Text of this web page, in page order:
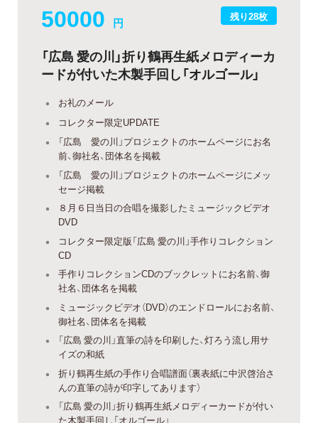
残り28枚
50000 円
「広島 愛の川」折り鶴再生紙メロディーカ
ードが付いた木製手回し「オルゴール」
お礼のメール
コレクター限定UPDATE
「広島 愛の川」プロジェクトのホームページにお名
前、御社名、団体名を掲載
「広島 愛の川」プロジェクトのホームページにメッ
セージ掲載
８月６日当日の合唱を撮影したミュージックビデオ
DVD
コレクター限定版「広島 愛の川」手作りコレクション
CD
手作りコレクションCDのブックレットにお名前、御
社名、団体名を掲載
ミュージックビデオ（DVD）のエンドロールにお名前、
御社名、団体名を掲載
「広島 愛の川」直筆の詩を印刷した、灯ろう流し用サ
イズの和紙
折り鶴再生紙の手作り合唱譜面（裏表紙に中沢啓治さ
んの直筆の詩が印字してあります）
「広島 愛の川」折り鶴再生紙メロディーカードが付い
た木製手回し「オルゴール」